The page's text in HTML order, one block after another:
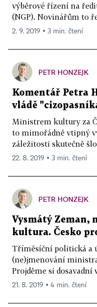
výběrové řízení na
(NGP). Novinářům to
2. 9. 2019 ▪ 3 min. čtení
PETR HONZEJK
Komentář Petra
vládě
Ministrem kultury za
to mimořádně vtipný
záležitosti skutečně
22. 8. 2019 ▪ 3 min. čtení
PETR HONZEJK
Vysmátý Zeman,
kultura. Česko
Tříměsíční politická a
(ne)jmenování
Projděme si dosavadní
21. 8. 2019 ▪ 4 min. čtení